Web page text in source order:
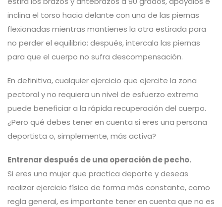
inclina el torso hacia delante con una de las piernas
flexionadas mientras mantienes la otra estirada para
no perder el equilibrio; después, intercala las piernas
para que el cuerpo no sufra descompensación.
En definitiva, cualquier ejercicio que ejercite la zona
pectoral y no requiera un nivel de esfuerzo extremo
puede beneficiar a la rápida recuperación del cuerpo.
¿Pero qué debes tener en cuenta si eres una persona
deportista o, simplemente, más activa?
Entrenar después de una operación de pecho.
Si eres una mujer que practica deporte y deseas
realizar ejercicio físico de forma más constante, como
regla general, es importante tener en cuenta que no es